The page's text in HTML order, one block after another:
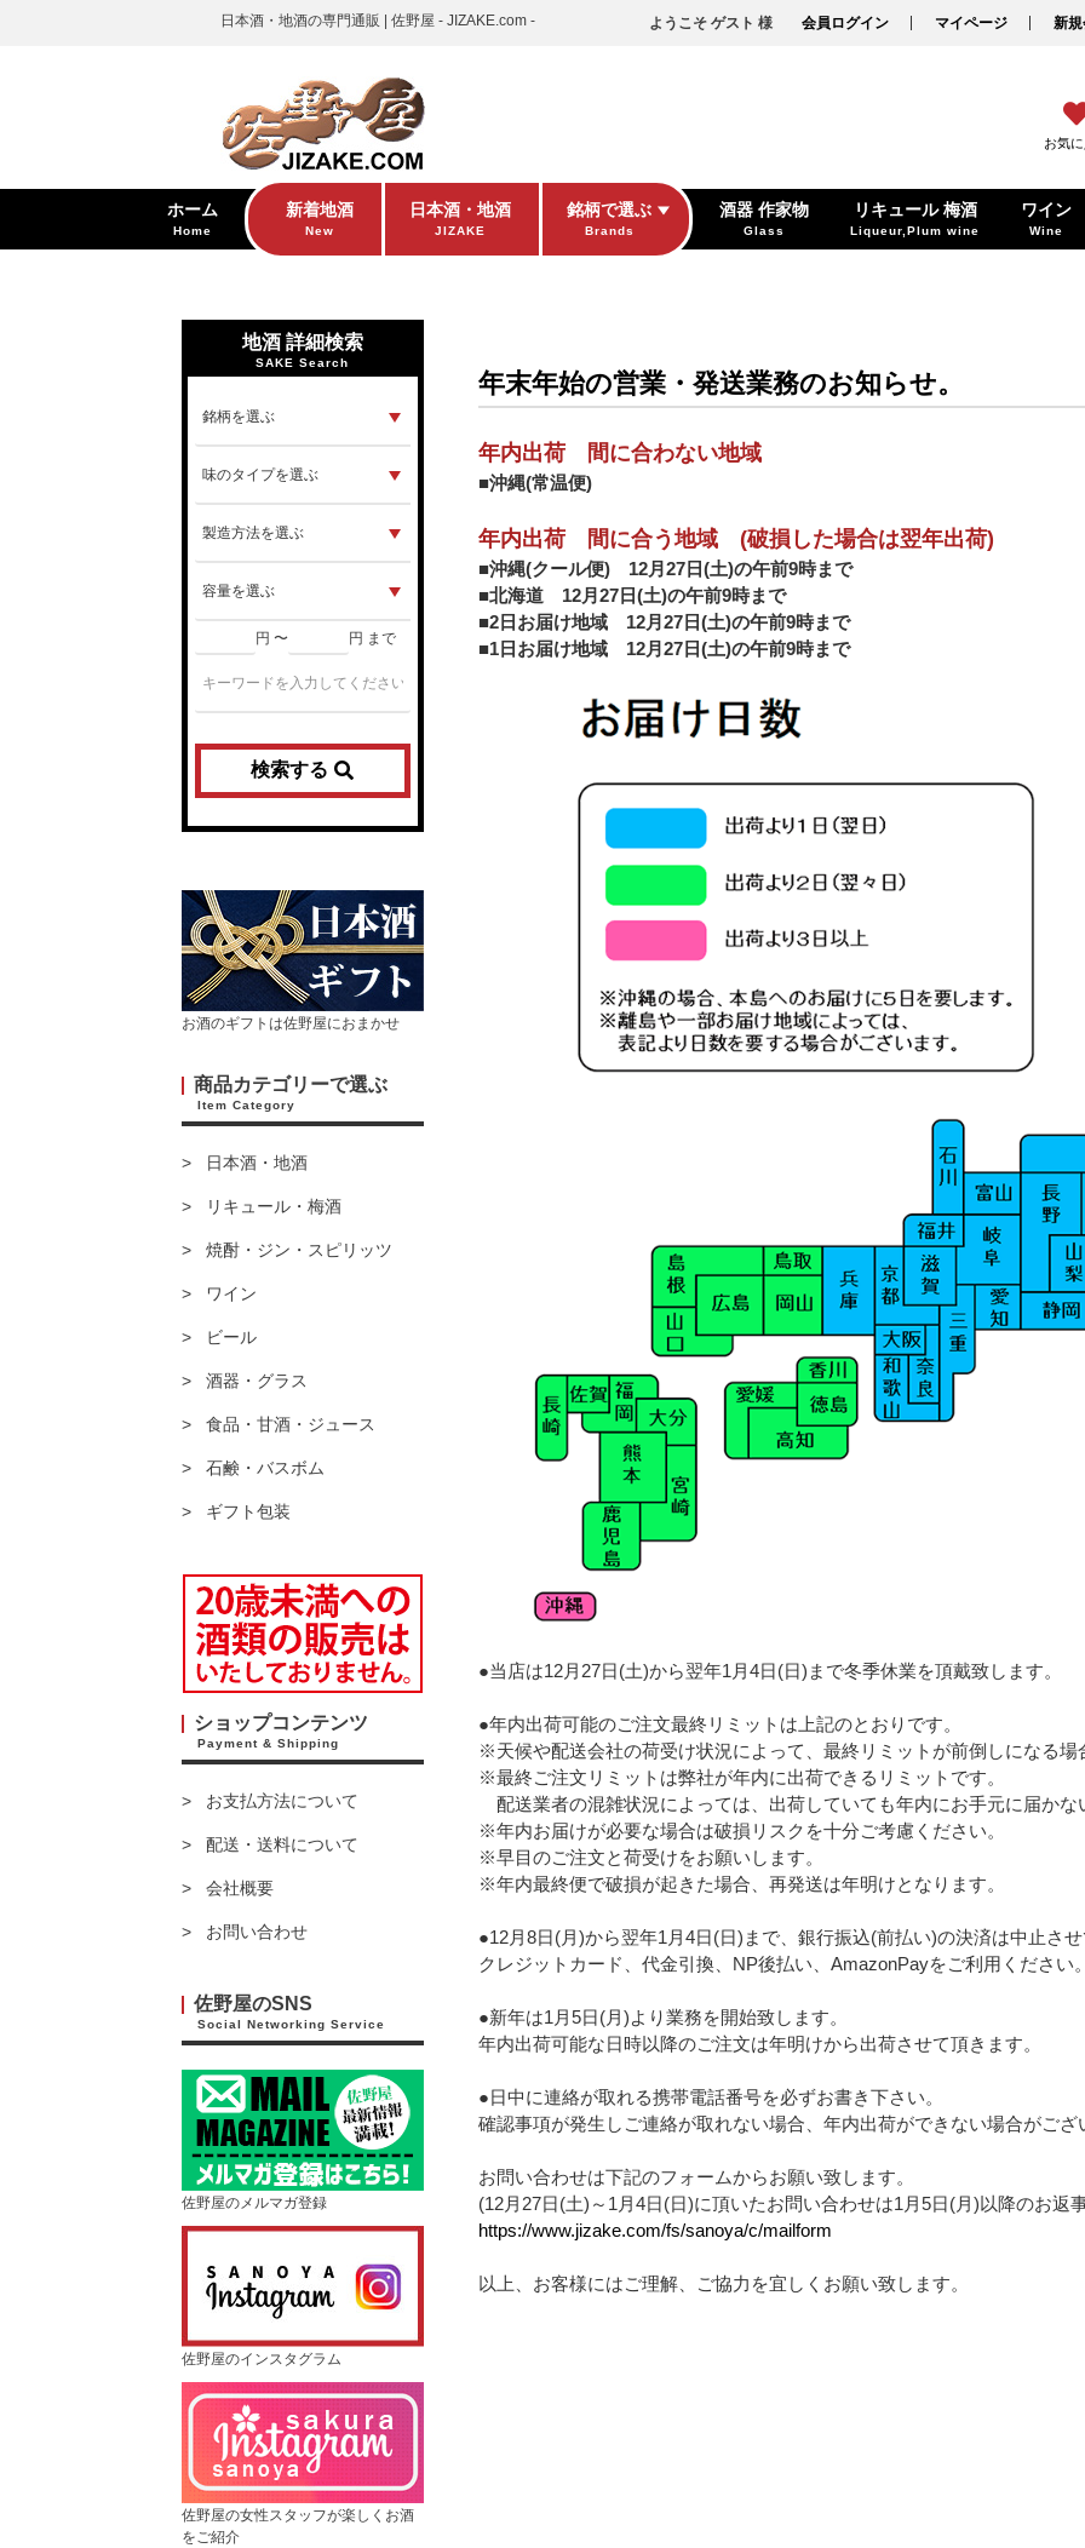
日本酒・地酒の専門通販 | 佐野屋 - JIZAKE.com - ようこそ ゲスト 様 会員ログイン マイページ 新
お気
ホーム
Home
新着地酒
New
日本酒・地酒
JIZAKE
銘柄で選ぶ
Brands
酒器 作家物
Glass
リキュール 梅酒
Liqueur,Plum wine
ワイン
Wine
地酒 詳細検索
SAKE Search
円 〜 円 まで
検索する
お酒のギフトは佐野屋におまかせ
商品カテゴリーで選ぶ
Item Category
日本酒・地酒
リキュール・梅酒
焼酎・ジン・スピリッツ
ワイン
ビール
酒器・グラス
食品・甘酒・ジュース
石鹸・バスボム
ギフト包装
ショップコンテンツ
Payment & Shipping
お支払方法について
配送・送料について
会社概要
お問い合わせ
佐野屋のSNS
Social Networking Service
佐野屋のメルマガ登録
佐野屋のインスタグラム
佐野屋の女性スタッフが楽しくお酒
をご紹介
年末年始の営業・発送業務のお知らせ。
年内出荷 間に合わない地域
■沖縄(常温便)
年内出荷 間に合う地域 (破損した場合は翌年出荷)
■沖縄(クール便) 12月27日(土)の午前9時まで
■北海道 12月27日(土)の午前9時まで
■2日お届け地域 12月27日(土)の午前9時まで
■1日お届け地域 12月27日(土)の午前9時まで
●当店は12月27日(土)から翌年1月4日(日)まで冬季休業を頂戴致します。
●年内出荷可能のご注文最終リミットは上記のとおりです。
※天候や配送会社の荷受け状況によって、最終リミットが前倒しになる場
※最終ご注文リミットは弊社が年内に出荷できるリミットです。
配送業者の混雑状況によっては、出荷していても年内にお手元に届かな
※年内お届けが必要な場合は破損リスクを十分ご考慮ください。
※早目のご注文と荷受けをお願いします。
※年内最終便で破損が起きた場合、再発送は年明けとなります。
●12月8日(月)から翌年1月4日(日)まで、銀行振込(前払い)の決済は中止させ
クレジットカード、代金引換、NP後払い、AmazonPayをご利用ください。
●新年は1月5日(月)より業務を開始致します。
年内出荷可能な日時以降のご注文は年明けから出荷させて頂きます。
●日中に連絡が取れる携帯電話番号を必ずお書き下さい。
確認事項が発生しご連絡が取れない場合、年内出荷ができない場合がござ
お問い合わせは下記のフォームからお願い致します。
(12月27日(土)～1月4日(日)に頂いたお問い合わせは1月5日(月)以降のお返
https://www.jizake.com/fs/sanoya/c/mailform
以上、お客様にはご理解、ご協力を宜しくお願い致します。